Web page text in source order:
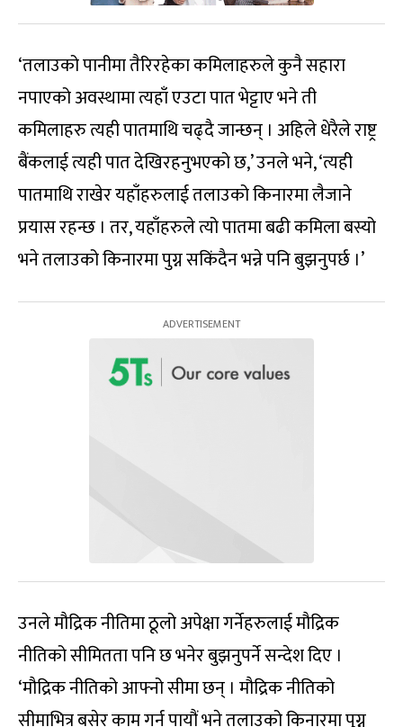
‘तलाउको पानीमा तैरिरहेका कमिलाहरुले कुनै सहारा
नपाएको अवस्थामा त्यहाँ एउटा पात भेट्टाए भने ती
कमिलाहरु त्यही पातमाथि चढ्दै जान्छन् । अहिले धेरैले राष्ट्र
बैंकलाई त्यही पात देखिरहनुभएको छ,’ उनले भने, ‘त्यही
पातमाथि राखेर यहाँहरुलाई तलाउको किनारमा लैजाने
प्रयास रहन्छ । तर, यहाँहरुले त्यो पातमा बढी कमिला बस्यो
भने तलाउको किनारमा पुग्न सकिंदैन भन्ने पनि बुझनुपर्छ ।’
उनले मौद्रिक नीतिमा ठूलो अपेक्षा गर्नेहरुलाई मौद्रिक
नीतिको सीमितता पनि छ भनेर बुझनुपर्ने सन्देश दिए ।
‘मौद्रिक नीतिको आफ्नो सीमा छन् । मौद्रिक नीतिको
सीमाभित्र बसेर काम गर्न पायौं भने तलाउको किनारमा पुग्न